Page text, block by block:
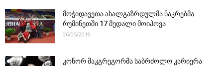
მოჭიდავეთა ახალგაზრდულმა ნაკრებმა
რუმინეთში 17 მედალი მოიპოვა
06/05/2019
კონორ მაკგრეგორმა საბრძოლო კარიერა